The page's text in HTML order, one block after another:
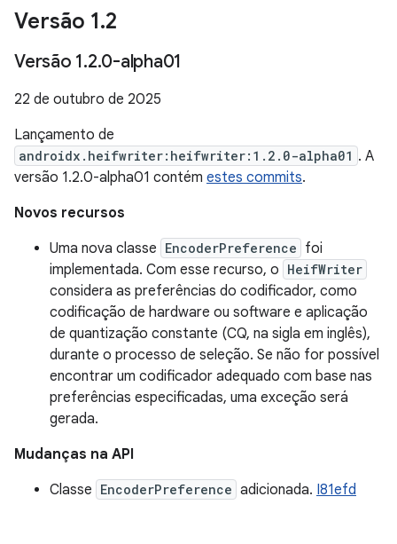
Versão 1.2
Versão 1.2.0-alpha01
22 de outubro de 2025
Lançamento de
androidx.heifwriter:heifwriter:1.2.0-alpha01 . A
versão 1.2.0-alpha01 contém estes commits.
Novos recursos
Uma nova classe EncoderPreference foi
implementada. Com esse recurso, o HeifWriter
considera as preferências do codificador, como
codificação de hardware ou software e aplicação
de quantização constante (CQ, na sigla em inglês),
durante o processo de seleção. Se não for possível
encontrar um codificador adequado com base nas
preferências especificadas, uma exceção será
gerada.
Mudanças na API
Classe EncoderPreference adicionada. I81efd